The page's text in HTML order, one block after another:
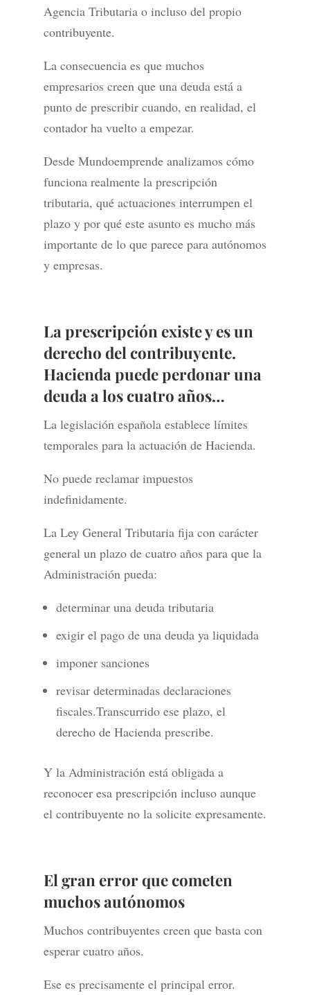
Agencia Tributaria o incluso del propio
contribuyente.
La consecuencia es que muchos
empresarios creen que una deuda está a
punto de prescribir cuando, en realidad, el
contador ha vuelto a empezar.
Desde Mundoemprende analizamos cómo
funciona realmente la prescripción
tributaria, qué actuaciones interrumpen el
plazo y por qué este asunto es mucho más
importante de lo que parece para autónomos
y empresas.
La prescripción existe y es un
derecho del contribuyente.
Hacienda puede perdonar una
deuda a los cuatro años…
La legislación española establece límites
temporales para la actuación de Hacienda.
No puede reclamar impuestos
indefinidamente.
La Ley General Tributaria fija con carácter
general un plazo de cuatro años para que la
Administración pueda:
determinar una deuda tributaria
exigir el pago de una deuda ya liquidada
imponer sanciones
revisar determinadas declaraciones
fiscales.Transcurrido ese plazo, el
derecho de Hacienda prescribe.
Y la Administración está obligada a
reconocer esa prescripción incluso aunque
el contribuyente no la solicite expresamente.
El gran error que cometen
muchos autónomos
Muchos contribuyentes creen que basta con
esperar cuatro años.
Ese es precisamente el principal error.